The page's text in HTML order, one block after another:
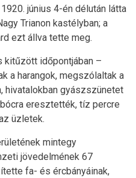
június 4-én délután látta
Trianon kastélyban; a
ezt állva tette meg.
kitűzött időpontjában –
a harangok, megszólaltak a
hivatalokban gyászszünetet
eresztették, tíz percre
üzletek.
mintegy
jövedelmének 67
fa- és ércbányáinak,